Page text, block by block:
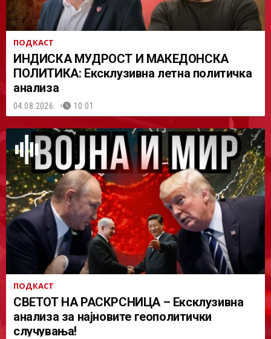
ПОДКАСТ
ИНДИСКА МУДРОСТ И МАКЕДОНСКА
ПОЛИТИКА: Ексклузивна летна политичка
анализа
04.08.2026. 10:01
ПОДКАСТ
СВЕТОТ НА РАСКРСНИЦА – Ексклузивна
анализа за најновите геополитички
случувања!